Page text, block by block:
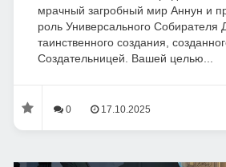
мрачный загробный мир Аннун и
роль Универсального
таинственного создания,
Создательницей. Вашей целью...
0 17.10.2025